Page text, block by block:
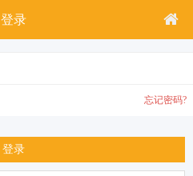
登录
忘记密码?
登录